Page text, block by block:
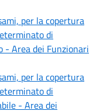
per la copertura
di
- Area dei Funzionari
per la copertura
di
- Area dei